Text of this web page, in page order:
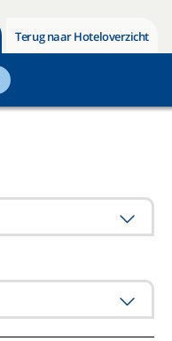
Terug naar Hoteloverzicht